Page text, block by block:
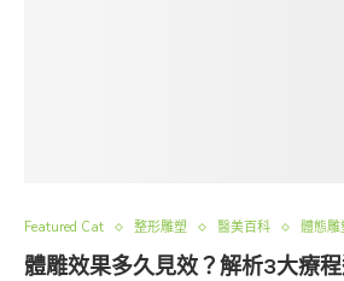
Featured Cat 整形雕塑 醫美百科 體態雕
體雕效果多久見效？解析3大療